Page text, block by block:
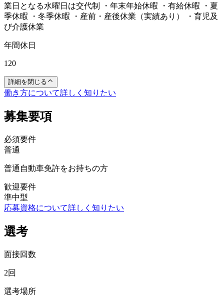
業日となる水曜日は交代制 ・年末年始休暇 ・有給休暇 ・夏
季休暇 ・冬季休暇 ・産前・産後休業（実績あり） ・育児及
び介護休業
年間休日
120
詳細を閉じる
働き方について詳しく知りたい
募集要項
必須要件
普通
普通自動車免許をお持ちの方
歓迎要件
準中型
応募資格について詳しく知りたい
選考
面接回数
2回
選考場所